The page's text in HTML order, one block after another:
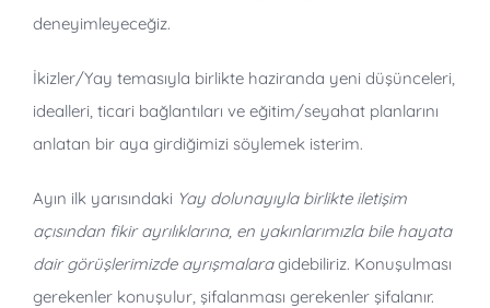
deneyimleyeceğiz.
İkizler/Yay temasıyla birlikte haziranda yeni düşünceleri,
idealleri, ticari bağlantıları ve eğitim/seyahat planlarını
anlatan bir aya girdiğimizi söylemek isterim.
Ayın ilk yarısındaki Yay dolunayıyla birlikte iletişim
açısından fikir ayrılıklarına, en yakınlarımızla bile hayata
dair görüşlerimizde ayrışmalaragidebiliriz. Konuşulması
gerekenler konuşulur, şifalanması gerekenler şifalanır.